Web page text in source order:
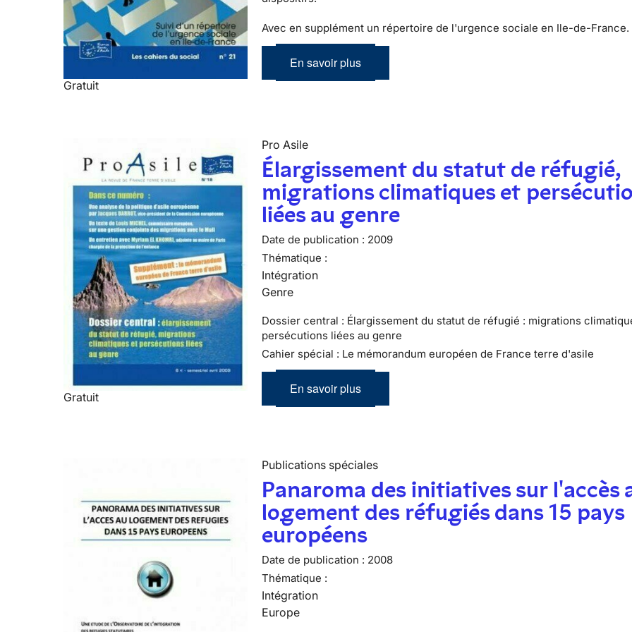
Gratuit
Avec en supplément un répertoire de l'urgence sociale en Ile-de-France.
En savoir plus
Gratuit
Pro Asile
Élargissement du statut de réfugié,
migrations climatiques et
liées au genre
Date de publication : 2009
Thématique :
Intégration
Genre
Dossier central : Élargissement du statut de réfugié : migrations
persécutions liées au genre
Cahier spécial : Le mémorandum européen de France terre d'asile
En savoir plus
Publications spéciales
Panaroma des initiatives sur l'accès
logement des réfugiés dans 15 pays
européens
Date de publication : 2008
Thématique :
Intégration
Europe